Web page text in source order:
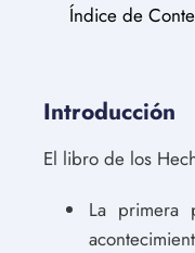
Índice de
Introducción
El libro de los
La primera